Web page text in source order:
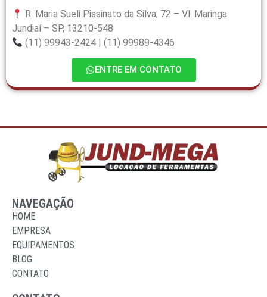
R. Maria Sueli Pissinato da Silva, 72 – Vl. Maringa
Jundiaí – SP, 13210-548
(11) 99943-2424 | (11) 99989-4346
ENTRE EM CONTATO
NAVEGAÇÃO
HOME
EMPRESA
EQUIPAMENTOS
BLOG
CONTATO